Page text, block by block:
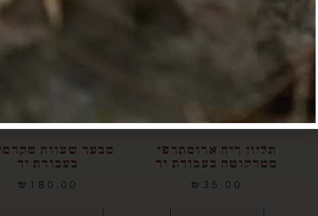
תליון ריח ארומתרפי
מטרקוטה בעבודת יד
₪ 35.00
מבער שעווה
בעבודת יד
₪ 180.00
סוגים.
לבחור